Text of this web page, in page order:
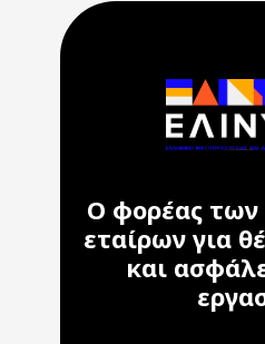
Ο φορέας των
εταίρων για
και